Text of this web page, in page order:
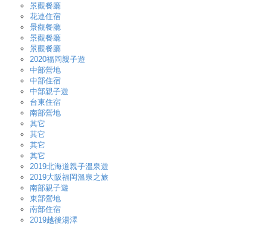
景觀餐廳
花連住宿
景觀餐廳
景觀餐廳
景觀餐廳
2020福岡親子遊
中部營地
中部住宿
中部親子遊
台東住宿
南部營地
其它
其它
其它
其它
2019北海道親子溫泉遊
2019大阪福岡溫泉之旅
南部親子遊
東部營地
南部住宿
2019越後湯澤